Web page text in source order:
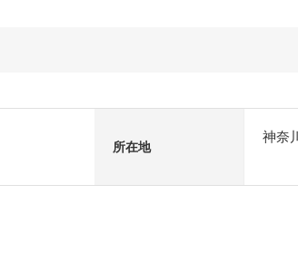
所在地
神奈